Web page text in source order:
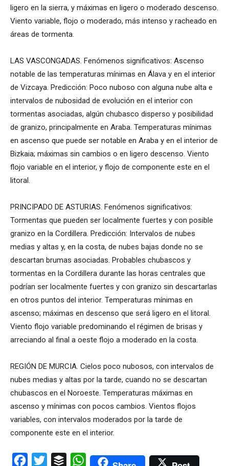
ligero en la sierra, y máximas en ligero o moderado descenso.
Viento variable, flojo o moderado, más intenso y racheado en
áreas de tormenta.
LAS VASCONGADAS. Fenómenos significativos: Ascenso
notable de las temperaturas mínimas en Álava y en el interior
de Vizcaya. Predicción: Poco nuboso con alguna nube alta e
intervalos de nubosidad de evolución en el interior con
tormentas asociadas, algún chubasco disperso y posibilidad
de granizo, principalmente en Araba. Temperaturas mínimas
en ascenso que puede ser notable en Araba y en el interior de
Bizkaia; máximas sin cambios o en ligero descenso. Viento
flojo variable en el interior, y flojo de componente este en el
litoral.
PRINCIPADO DE ASTURIAS. Fenómenos significativos:
Tormentas que pueden ser localmente fuertes y con posible
granizo en la Cordillera. Predicción: Intervalos de nubes
medias y altas y, en la costa, de nubes bajas donde no se
descartan brumas asociadas. Probables chubascos y
tormentas en la Cordillera durante las horas centrales que
podrían ser localmente fuertes y con granizo sin descartarlas
en otros puntos del interior. Temperaturas mínimas en
ascenso; máximas en descenso que será ligero en el litoral.
Viento flojo variable predominando el régimen de brisas y
arreciando al final a oeste flojo a moderado en la costa.
REGIÓN DE MURCIA. Cielos poco nubosos, con intervalos de
nubes medias y altas por la tarde, cuando no se descartan
chubascos en el Noroeste. Temperaturas máximas en
ascenso y mínimas con pocos cambios. Vientos flojos
variables, con intervalos moderados por la tarde de
componente este en el interior.
Facebook
Twitter Buffer WhatsApp